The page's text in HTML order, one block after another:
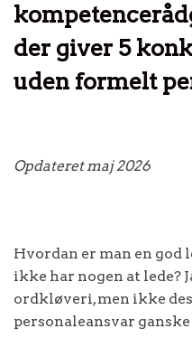
der giver 5
uden formelt
Opdateret maj 2026
Hvordan er man en god
ikke har nogen at lede?
ordkløveri, men ikke
personaleansvar